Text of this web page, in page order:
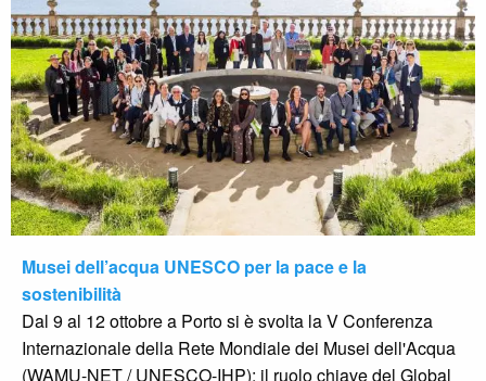
Musei dell’acqua UNESCO per la pace e la
sostenibilità
Dal 9 al 12 ottobre a Porto si è svolta la V Conferenza
Internazionale della Rete Mondiale dei Musei dell'Acqua
(WAMU-NET / UNESCO-IHP): il ruolo chiave del Global